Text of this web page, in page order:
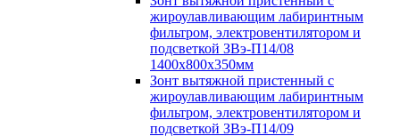
жироулавливающим лабиринтным
фильтром, электровентилятором и
подсветкой ЗВэ-П14/08
1400х800х350мм
Зонт вытяжной пристенный с
жироулавливающим лабиринтным
фильтром, электровентилятором и
подсветкой ЗВэ-П14/09